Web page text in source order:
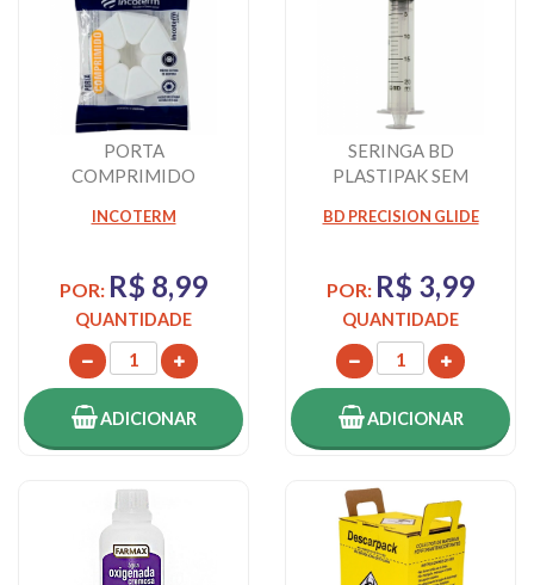
PORTA
COMPRIMIDO
COMPARTIMENTOS
INCOTERM
POR: R$ 8,99
QUANTIDADE
ADICIONAR
SERINGA BD
PLASTIPAK SEM
BD PRECISION GLIDE
POR: R$ 3,99
QUANTIDADE
ADICIONAR